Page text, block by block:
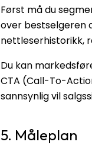
Først må du
over bestselgeren
nettleserhistorikk,
Du kan
CTA (Call-To-
sannsynlig vil
5. Måleplan